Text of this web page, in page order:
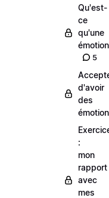
Qu'est-
ce
qu'une
émotion
5
d'avoir
des
:
mon
rapport
avec
mes